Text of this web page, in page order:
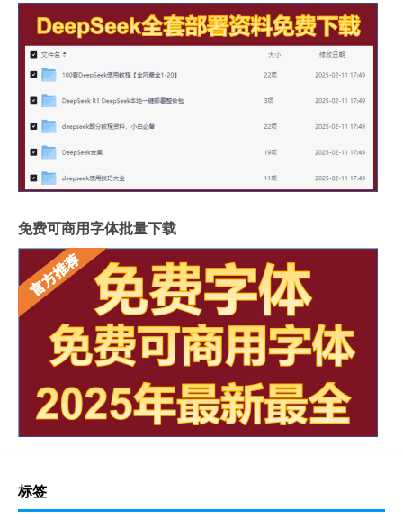
免费可商用字体批量下载
标签